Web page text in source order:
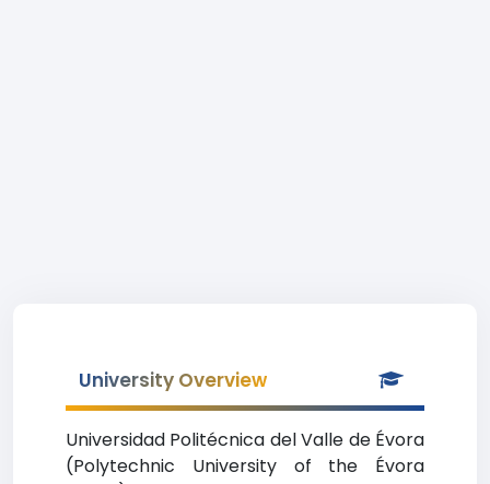
University Overview
Universidad Politécnica del Valle de Évora
(Polytechnic University of the Évora